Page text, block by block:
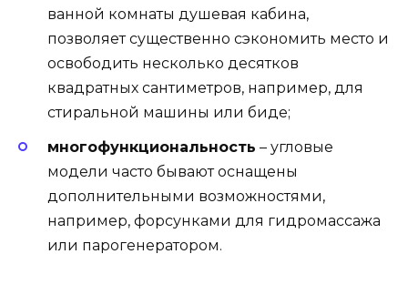
ванной комнаты душевая кабина,
позволяет существенно сэкономить место и
освободить несколько десятков
квадратных сантиметров, например, для
стиральной машины или биде;
многофункциональность – угловые
модели часто бывают оснащены
дополнительными возможностями,
например, форсунками для гидромассажа
или парогенератором.